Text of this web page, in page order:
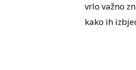
vrlo važno
kako ih